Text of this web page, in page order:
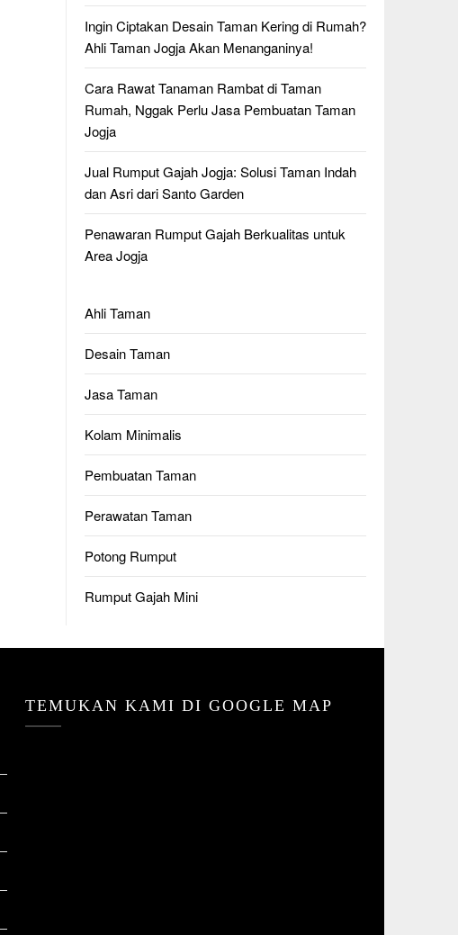
Ingin Ciptakan Desain Taman Kering di Rumah?
Ahli Taman Jogja Akan Menanganinya!
Cara Rawat Tanaman Rambat di Taman
Rumah, Nggak Perlu Jasa Pembuatan Taman
Jogja
Jual Rumput Gajah Jogja: Solusi Taman Indah
dan Asri dari Santo Garden
Penawaran Rumput Gajah Berkualitas untuk
Area Jogja
Ahli Taman
Desain Taman
Jasa Taman
Kolam Minimalis
Pembuatan Taman
Perawatan Taman
Potong Rumput
Rumput Gajah Mini
TEMUKAN KAMI DI GOOGLE MAP